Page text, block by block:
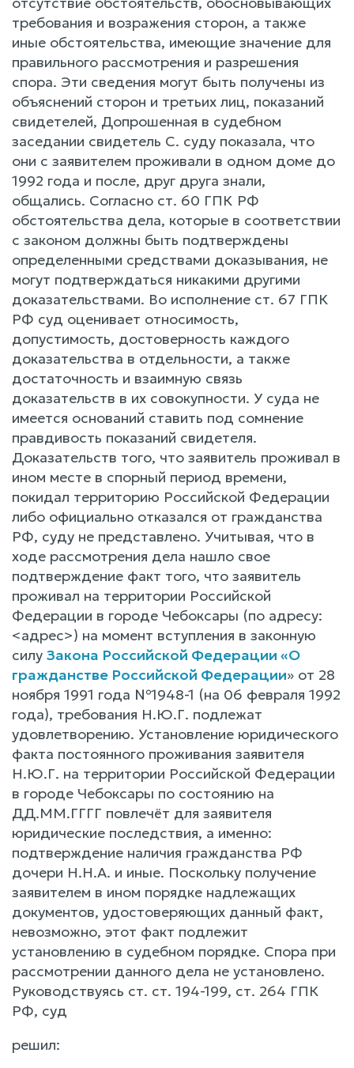
требования и возражения сторон, а также
иные обстоятельства, имеющие значение для
правильного рассмотрения и разрешения
спора. Эти сведения могут быть получены из
объяснений сторон и третьих лиц, показаний
свидетелей, Допрошенная в судебном
заседании свидетель С. суду показала, что
они с заявителем проживали в одном доме до
1992 года и после, друг друга знали,
общались. Согласно ст. 60 ГПК РФ
обстоятельства дела, которые в соответствии
с законом должны быть подтверждены
определенными средствами доказывания, не
могут подтверждаться никакими другими
доказательствами. Во исполнение ст. 67 ГПК
РФ суд оценивает относимость,
допустимость, достоверность каждого
доказательства в отдельности, а также
достаточность и взаимную связь
доказательств в их совокупности. У суда не
имеется оснований ставить под сомнение
правдивость показаний свидетеля.
Доказательств того, что заявитель проживал в
ином месте в спорный период времени,
покидал территорию Российской Федерации
либо официально отказался от гражданства
РФ, суду не представлено. Учитывая, что в
ходе рассмотрения дела нашло свое
подтверждение факт того, что заявитель
проживал на территории Российской
Федерации в городе Чебоксары (по адресу:
<адрес>) на момент вступления в законную
силу Закона Российской Федерации «О
гражданстве Российской Федерации» от 28
ноября 1991 года №1948-1 (на 06 февраля 1992
года), требования Н.Ю.Г. подлежат
удовлетворению. Установление юридического
факта постоянного проживания заявителя
Н.Ю.Г. на территории Российской Федерации
в городе Чебоксары по состоянию на
ДД.ММ.ГГГГ повлечёт для заявителя
юридические последствия, а именно:
подтверждение наличия гражданства РФ
дочери Н.Н.А. и иные. Поскольку получение
заявителем в ином порядке надлежащих
документов, удостоверяющих данный факт,
невозможно, этот факт подлежит
установлению в судебном порядке. Спора при
рассмотрении данного дела не установлено.
Руководствуясь ст. ст. 194-199, ст. 264 ГПК
РФ, суд
решил: